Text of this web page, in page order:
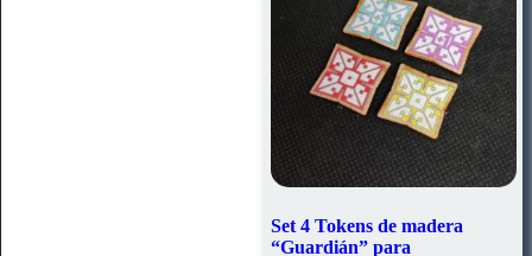
Set 4 Tokens de madera
“Guardián” para